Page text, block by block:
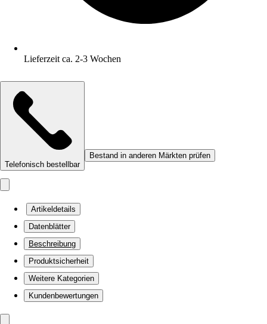
Lieferzeit ca. 2-3 Wochen
Telefonisch bestellbar
Bestand in anderen Märkten prüfen
Artikeldetails
Datenblätter
Beschreibung
Produktsicherheit
Weitere Kategorien
Kundenbewertungen